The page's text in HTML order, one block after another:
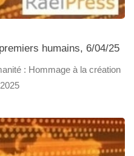
humains, 6/04/25
: Hommage à la création